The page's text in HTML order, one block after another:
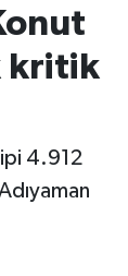
kritik
4.912